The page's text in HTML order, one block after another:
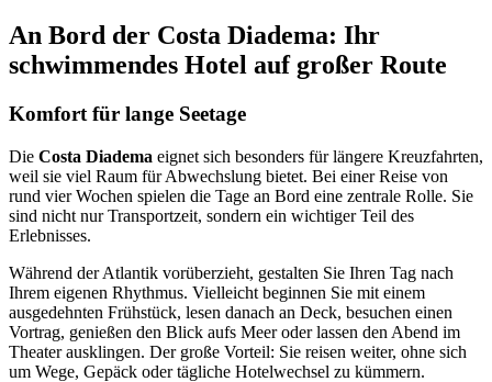
An Bord der Costa Diadema: Ihr
schwimmendes Hotel auf großer Route
Komfort für lange Seetage
Die Costa Diadema eignet sich besonders für längere Kreuzfahrten,
weil sie viel Raum für Abwechslung bietet. Bei einer Reise von
rund vier Wochen spielen die Tage an Bord eine zentrale Rolle. Sie
sind nicht nur Transportzeit, sondern ein wichtiger Teil des
Erlebnisses.
Während der Atlantik vorüberzieht, gestalten Sie Ihren Tag nach
Ihrem eigenen Rhythmus. Vielleicht beginnen Sie mit einem
ausgedehnten Frühstück, lesen danach an Deck, besuchen einen
Vortrag, genießen den Blick aufs Meer oder lassen den Abend im
Theater ausklingen. Der große Vorteil: Sie reisen weiter, ohne sich
um Wege, Gepäck oder tägliche Hotelwechsel zu kümmern.